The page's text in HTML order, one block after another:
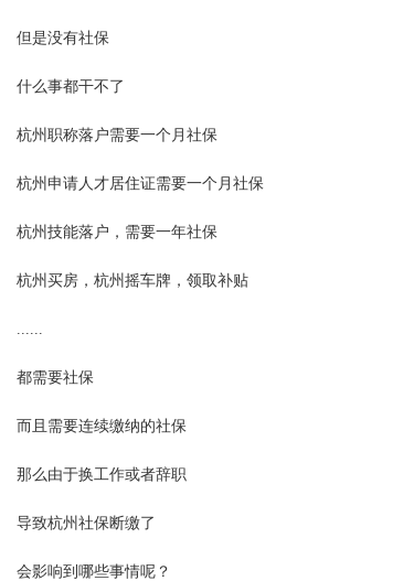
但是没有社保
什么事都干不了
杭州职称落户需要一个月社保
杭州申请人才居住证需要一个月社保
杭州技能落户，需要一年社保
杭州买房，杭州摇车牌，领取补贴
都需要社保
而且需要连续缴纳的社保
那么由于换工作或者辞职
导致杭州社保断缴了
会影响到哪些事情呢？